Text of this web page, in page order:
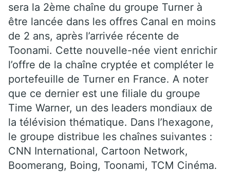
sera la 2ème chaîne du groupe Turner à
être lancée dans les offres Canal en moins
de 2 ans, après l’arrivée récente de
Toonami. Cette nouvelle-née vient enrichir
l’offre de la chaîne cryptée et compléter le
portefeuille de Turner en France. A noter
que ce dernier est une filiale du groupe
Time Warner, un des leaders mondiaux de
la télévision thématique. Dans l’hexagone,
le groupe distribue les chaînes suivantes :
CNN International, Cartoon Network,
Boomerang, Boing, Toonami, TCM Cinéma.